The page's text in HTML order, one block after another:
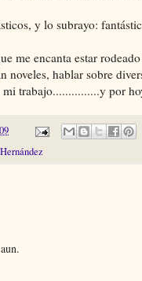
y lo subrayo:
me encanta estar
noveles, hablar sobre
trabajo...............y por